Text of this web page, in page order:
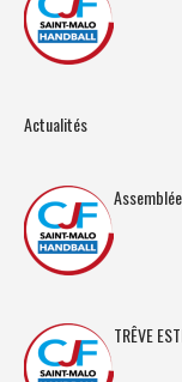
Actualités
TRÊVE